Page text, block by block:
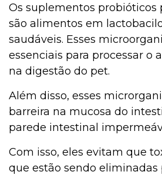
Os suplementos probióticos
são alimentos em
saudáveis. Esses
essenciais para processar o
na digestão do pet.
Além disso, esses
barreira na mucosa do
parede intestinal
Com isso, eles evitam que
que estão sendo eliminadas